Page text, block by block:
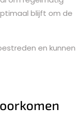
blijft om de
en kunnen